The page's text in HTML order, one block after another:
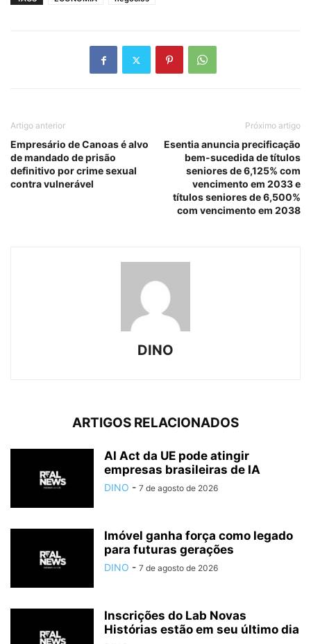
Artigo anterior
Empresário de Canoas é alvo
de mandado de prisão
definitivo por crime sexual
contra vulnerável
Próximo artigo
Esentia anuncia precificação
bem-sucedida de títulos
seniores de 6,125% com
vencimento em 2033 e
títulos seniores de 6,500%
com vencimento em 2038
DINO
ARTIGOS RELACIONADOS
AI Act da UE pode atingir
empresas brasileiras de IA
DINO - 7 de agosto de 2026
Imóvel ganha força como legado
para futuras gerações
DINO - 7 de agosto de 2026
Inscrições do Lab Novas
Histórias estão em seu último dia